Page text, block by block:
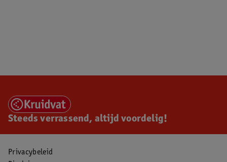
Steeds verrassend, altijd voordelig!
Privacybeleid